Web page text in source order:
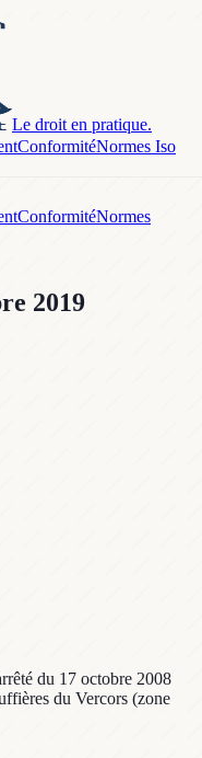
Le droit en pratique.
ConformitéNormes Iso
ConformitéNormes
2019
du 17 octobre 2008
du Vercors (zone